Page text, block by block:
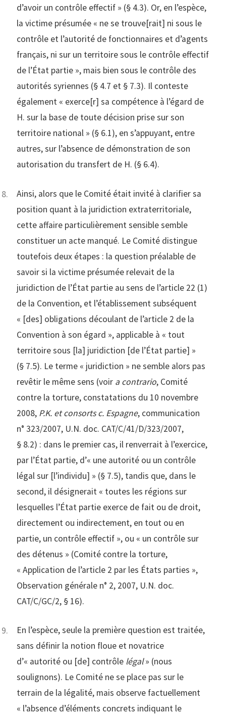
d’avoir un contrôle effectif » (§ 4.3). Or, en l’espèce,
la victime présumée « ne se trouve[rait] ni sous le
contrôle et l’autorité de fonctionnaires et d’agents
français, ni sur un territoire sous le contrôle effectif
de l’État partie », mais bien sous le contrôle des
autorités syriennes (§ 4.7 et § 7.3). Il conteste
également « exerce[r] sa compétence à l’égard de
H. sur la base de toute décision prise sur son
territoire national » (§ 6.1), en s’appuyant, entre
autres, sur l’absence de démonstration de son
autorisation du transfert de H. (§ 6.4).
Ainsi, alors que le Comité était invité à clarifier sa
position quant à la juridiction extraterritoriale,
cette affaire particulièrement sensible semble
constituer un acte manqué. Le Comité distingue
toutefois deux étapes : la question préalable de
savoir si la victime présumée relevait de la
juridiction de l’État partie au sens de l’article 22 (1)
de la Convention, et l’établissement subséquent
« [des] obligations découlant de l’article 2 de la
Convention à son égard », applicable à « tout
territoire sous [la] juridiction [de l’État partie] »
(§ 7.5). Le terme « juridiction » ne semble alors pas
revêtir le même sens (voir a contrario, Comité
contre la torture, constatations du 10 novembre
2008, P.K. et consorts c. Espagne, communication
n° 323/2007, U.N. doc. CAT/C/41/D/323/2007,
§ 8.2) : dans le premier cas, il renverrait à l’exercice,
par l’État partie, d’« une autorité ou un contrôle
légal sur [l’individu] » (§ 7.5), tandis que, dans le
second, il désignerait « toutes les régions sur
lesquelles l’État partie exerce de fait ou de droit,
directement ou indirectement, en tout ou en
partie, un contrôle effectif », ou « un contrôle sur
des détenus » (Comité contre la torture,
« Application de l’article 2 par les États parties »,
Observation générale n° 2, 2007, U.N. doc.
CAT/C/GC/2, § 16).
En l’espèce, seule la première question est traitée,
sans définir la notion floue et novatrice
d’« autorité ou [de] contrôle légal» (nous
soulignons). Le Comité ne se place pas sur le
terrain de la légalité, mais observe factuellement
« l’absence d’éléments concrets indiquant le